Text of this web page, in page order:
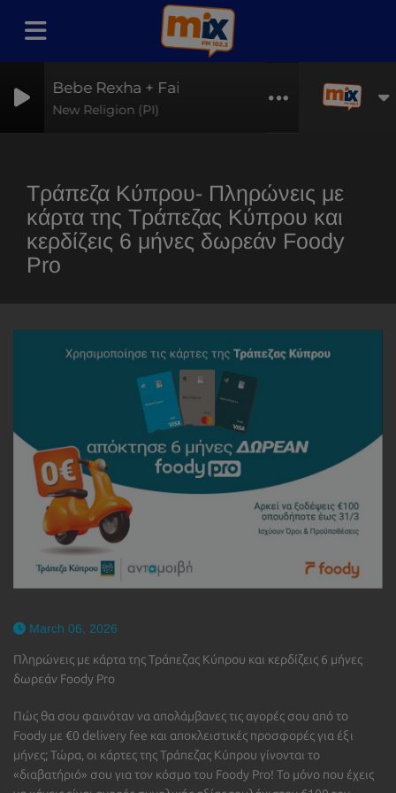
Bebe Rexha + Faithless
New Religion (PI)
Τράπεζα Κύπρου- Πληρώνεις με
κάρτα της Τράπεζας Κύπρου και
κερδίζεις 6 μήνες δωρεάν Foody
Pro
March 06, 2026
Πληρώνεις με κάρτα της Τράπεζας Κύπρου και κερδίζεις 6 μήνες
δωρεάν Foody Pro
Πώς θα σου φαινόταν να απολάμβανες τις αγορές σου από τo
Foody με €0 delivery fee και αποκλειστικές προσφορές για έξι
μήνες; Τώρα, οι κάρτες της Τράπεζας Κύπρου γίνονται το
«διαβατήριό» σου για τον κόσμο του Foody Pro! Το μόνο που έχεις